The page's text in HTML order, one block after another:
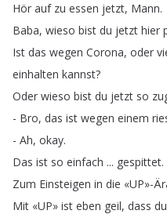
Hör auf zu essen jetzt, Mann.
Baba, wieso bist du jetzt hier
Ist das wegen Corona, oder
einhalten kannst?
Oder wieso bist du jetzt so
- Bro, das ist wegen einem
- Ah, okay.
Das ist so einfach ... gespittet.
Zum Einsteigen in die «UP»-
Mit «UP» ist eben geil, dass du